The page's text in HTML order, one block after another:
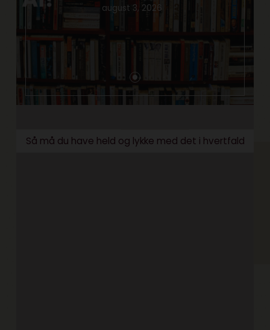
august 3, 2026
Så må du have held og lykke med det i hvertfald